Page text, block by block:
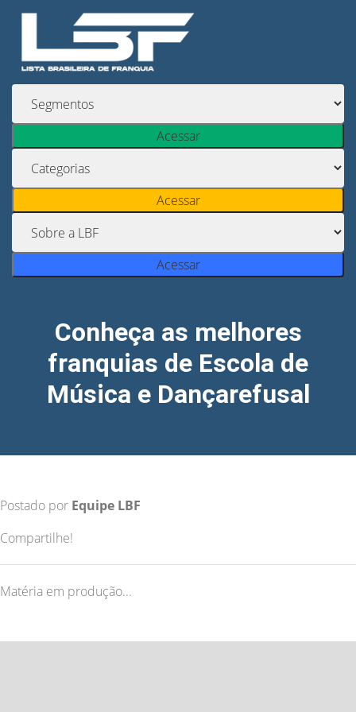
Acessar
Acessar
Acessar
Conheça as melhores
franquias de Escola de
Música e Dançarefusal
Postado por Equipe LBF
Compartilhe!
Matéria em produção...